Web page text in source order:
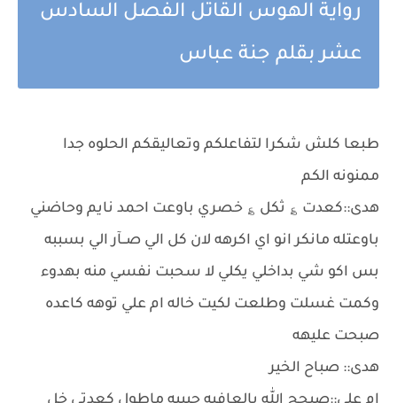
رواية الهوس القاتل الفصل السادس
عشر بقلم جنة عباس
طبعا كلش شكرا لتفاعلكم وتعاليقكم الحلوه جدا
ممنونه الكم
هدى::كعدت ؏ ثكل ؏ خصري باوعت احمد نايم وحاضني
باوعتله مانكر انو اي اكرهه لان كل الي صــآر الي بسببه
بس اكو شي بداخلي يكلي لا سحبت نفسي منه بهدوء
وكمت غسلت وطلعت لكيت خاله ام علي توهه كاعده
صبحت عليهه
هدى:: صباح الخير